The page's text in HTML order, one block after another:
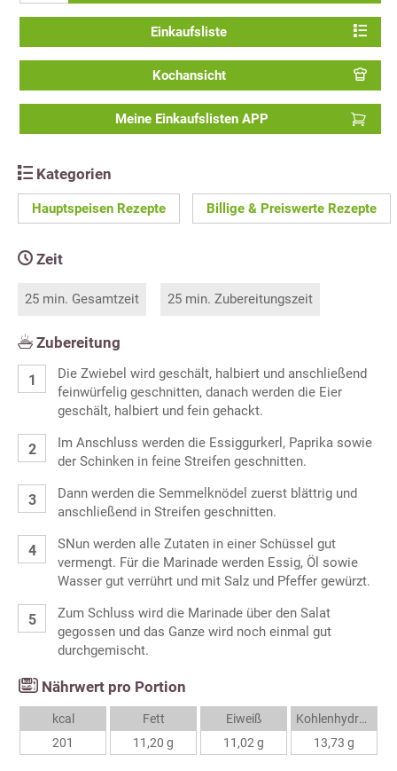
Einkaufsliste
Kochansicht
Meine Einkaufslisten APP
Kategorien
Hauptspeisen Rezepte Billige & Preiswerte Rezepte
Zeit
25 min. Gesamtzeit 25 min. Zubereitungszeit
Zubereitung
Die Zwiebel wird geschält, halbiert und anschließend
feinwürfelig geschnitten, danach werden die Eier
geschält, halbiert und fein gehackt.
Im Anschluss werden die Essiggurkerl, Paprika sowie
der Schinken in feine Streifen geschnitten.
Dann werden die Semmelknödel zuerst blättrig und
anschließend in Streifen geschnitten.
SNun werden alle Zutaten in einer Schüssel gut
vermengt. Für die Marinade werden Essig, Öl sowie
Wasser gut verrührt und mit Salz und Pfeffer gewürzt.
Zum Schluss wird die Marinade über den Salat
gegossen und das Ganze wird noch einmal gut
durchgemischt.
Nährwert pro Portion
kcal
201
Fett
11,20 g
Eiweiß
11,02 g
Kohlenhydrate
13,73 g